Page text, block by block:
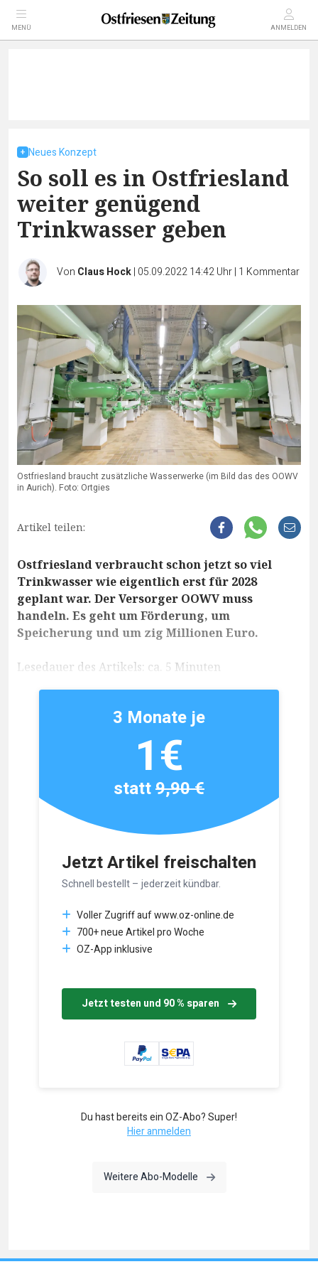
MENÜ ANMELDEN
Neues Konzept
So soll es in Ostfriesland
weiter genügend
Trinkwasser geben
Von Claus Hock| 05.09.2022 14:42 Uhr| 1 Kommentar
Ostfriesland braucht zusätzliche Wasserwerke (im Bild das des OOWV
in Aurich). Foto: Ortgies
Artikel teilen:
Ostfriesland verbraucht schon jetzt so viel
Trinkwasser wie eigentlich erst für 2028
geplant war. Der Versorger OOWV muss
handeln. Es geht um Förderung, um
Speicherung und um zig Millionen Euro.
Lesedauer des Artikels: ca. 5 Minuten
Jetzt Artikel freischalten
Schnell bestellt – jederzeit kündbar.
Voller Zugriff auf www.oz-online.de
700+ neue Artikel pro Woche
OZ-App inklusive
Jetzt testen und 90 % sparen
3 Monate je
1€
statt9,90 €
Du hast bereits ein OZ-Abo? Super!
Hier anmelden
Weitere Abo-Modelle